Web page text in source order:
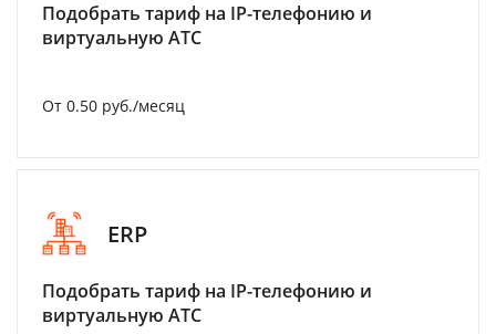
Подобрать тариф на IP-телефонию и
виртуальную АТС
От 0.50 руб./месяц
ERP
Подобрать тариф на IP-телефонию и
виртуальную АТС